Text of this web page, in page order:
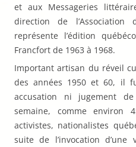
et aux Messageries
direction de
représente l’édition
Francfort de 1963 à 1968.
Important artisan du réveil
des années 1950 et 60, il
accusation ni jugement
semaine, comme environ
activistes, nationalistes
suite de l’invocation d’une